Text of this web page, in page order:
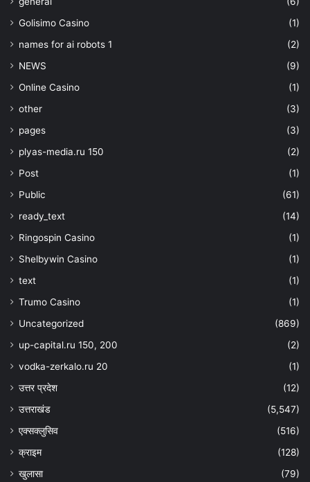
Golisimo Casino
(1)
names for ai robots 1
(2)
NEWS
(9)
Online Casino
(1)
other
(3)
pages
(3)
plyas-media.ru 150
(2)
Post
(1)
Public
(61)
ready_text
(14)
Ringospin Casino
(1)
Shelbywin Casino
(1)
text
(1)
Trumo Casino
(1)
Uncategorized
(869)
up-capital.ru 150, 200
(2)
vodka-zerkalo.ru 20
(1)
उत्तर प्रदेश
(12)
उत्तराखंड
(5,547)
एक्सक्लुसिव
(516)
क्राइम
(128)
खुलासा
(79)